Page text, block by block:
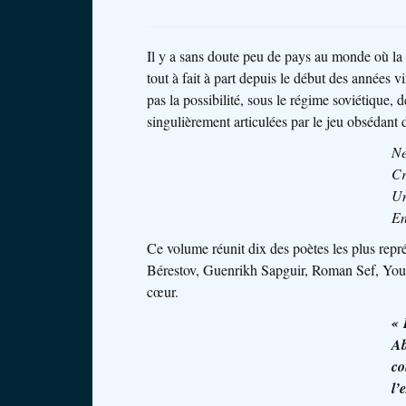
Il y a sans doute peu de pays au monde où
tout à fait à part depuis le début des années
pas la possibilité, sous le régime soviétique,
singulièrement articulées par le jeu
Ce volume réunit dix des poètes les plus
Bérestov, Guenrikh Sapguir, Roman Sef,
cœur.
«